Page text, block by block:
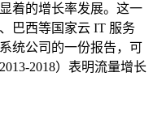
着的增长率发展。这一
巴西等国家云 IT 服务
统公司的一份报告，可
2018）表明流量增长